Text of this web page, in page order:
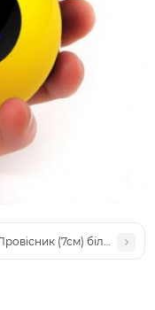
(7см) білий